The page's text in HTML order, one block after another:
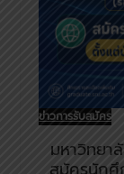
ข่าวการรับสมัคร
มหาวิทยา